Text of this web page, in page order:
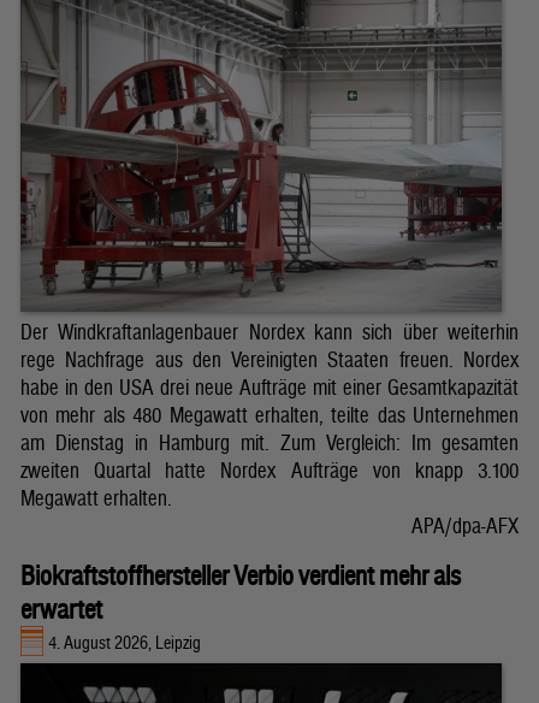
Der Windkraftanlagenbauer Nordex kann sich über weiterhin
rege Nachfrage aus den Vereinigten Staaten freuen. Nordex
habe in den USA drei neue Aufträge mit einer Gesamtkapazität
von mehr als 480 Megawatt erhalten, teilte das Unternehmen
am Dienstag in Hamburg mit. Zum Vergleich: Im gesamten
zweiten Quartal hatte Nordex Aufträge von knapp 3.100
Megawatt erhalten.
APA/dpa-AFX
Biokraftstoffhersteller Verbio verdient mehr als
erwartet
4. August 2026, Leipzig